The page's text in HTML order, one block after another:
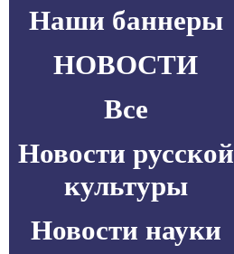
Наши баннеры
НОВОСТИ
Все
Новости русской
культуры
Новости науки